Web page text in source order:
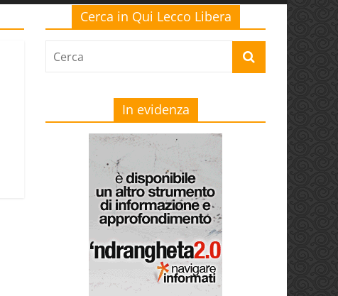
Cerca in Qui Lecco Libera
In evidenza